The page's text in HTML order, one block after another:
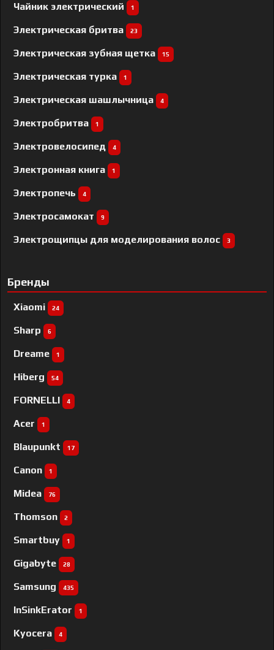
Чайник электрический 1
Электрическая бритва 23
Электрическая зубная щетка 15
Электрическая турка 1
Электрическая шашлычница 4
Электробритва 1
Электровелосипед 4
Электронная книга 1
Электропечь 4
Электросамокат 9
Электрощипцы для моделирования волос 3
Бренды
Xiaomi 24
Sharp 6
Dreame 1
Hiberg 54
FORNELLI 4
Acer 1
Blaupunkt 17
Canon 1
Midea 76
Thomson 2
Smartbuy 1
Gigabyte 28
Samsung 435
InSinkErator 1
Kyocera 4